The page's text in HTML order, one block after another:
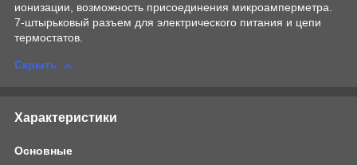
ионизации, возможность присоединения микроамперметра.
7-штырьковый разъем для электрического питания и цепи
термостатов.
Скрыть
Характеристики
Основные